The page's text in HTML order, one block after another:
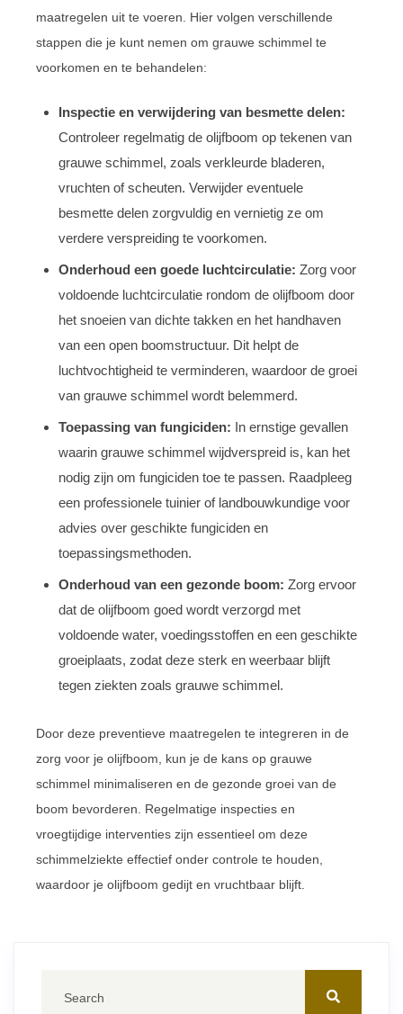
maatregelen uit te voeren. Hier volgen verschillende
stappen die je kunt nemen om grauwe schimmel te
voorkomen en te behandelen:
Inspectie en verwijdering van besmette delen:
Controleer regelmatig de olijfboom op tekenen van
grauwe schimmel, zoals verkleurde bladeren,
vruchten of scheuten. Verwijder eventuele
besmette delen zorgvuldig en vernietig ze om
verdere verspreiding te voorkomen.
Onderhoud een goede luchtcirculatie: Zorg voor
voldoende luchtcirculatie rondom de olijfboom door
het snoeien van dichte takken en het handhaven
van een open boomstructuur. Dit helpt de
luchtvochtigheid te verminderen, waardoor de groei
van grauwe schimmel wordt belemmerd.
Toepassing van fungiciden: In ernstige gevallen
waarin grauwe schimmel wijdverspreid is, kan het
nodig zijn om fungiciden toe te passen. Raadpleeg
een professionele tuinier of landbouwkundige voor
advies over geschikte fungiciden en
toepassingsmethoden.
Onderhoud van een gezonde boom: Zorg ervoor
dat de olijfboom goed wordt verzorgd met
voldoende water, voedingsstoffen en een geschikte
groeiplaats, zodat deze sterk en weerbaar blijft
tegen ziekten zoals grauwe schimmel.
Door deze preventieve maatregelen te integreren in de
zorg voor je olijfboom, kun je de kans op grauwe
schimmel minimaliseren en de gezonde groei van de
boom bevorderen. Regelmatige inspecties en
vroegtijdige interventies zijn essentieel om deze
schimmelziekte effectief onder controle te houden,
waardoor je olijfboom gedijt en vruchtbaar blijft.